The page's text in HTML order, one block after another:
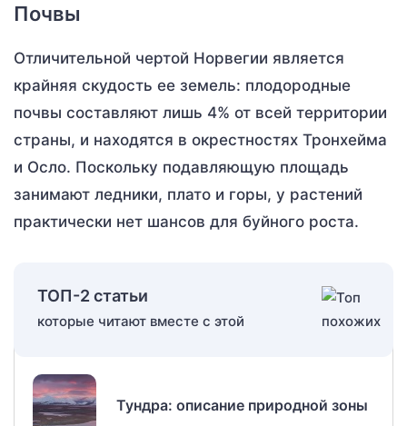
Почвы
Отличительной чертой Норвегии является
крайняя скудость ее земель: плодородные
почвы составляют лишь 4% от всей территории
страны, и находятся в окрестностях Тронхейма
и Осло. Поскольку подавляющую площадь
занимают ледники, плато и горы, у растений
практически нет шансов для буйного роста.
ТОП-2 статьи
которые читают вместе с этой
Тундра: описание природной зоны